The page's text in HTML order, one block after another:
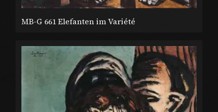
MB-G 661 Elefanten im Variété